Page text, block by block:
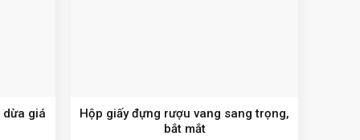
giá
Hộp giấy đựng rượu vang sang trọng,
bắt mắt